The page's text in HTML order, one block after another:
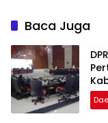
Baca Juga